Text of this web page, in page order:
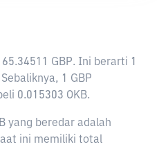
65.34511 GBP. Ini berarti 1
1 GBP
0.015303 OKB.
yang beredar adalah
ini memiliki total